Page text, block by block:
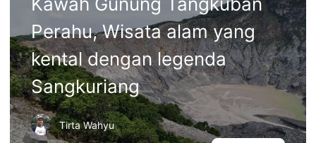
Perahu, Wisata alam yang
kental dengan legenda
Sangkuriang
Tirta Wahyu